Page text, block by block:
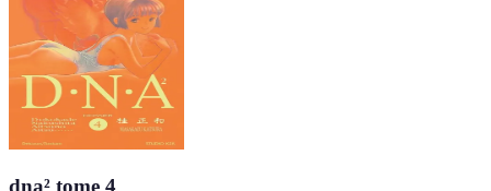
dna² tome 4